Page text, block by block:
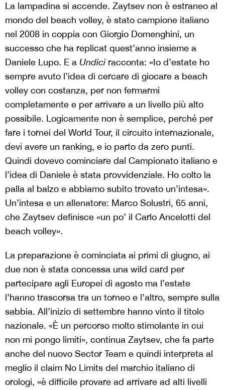
La lampadina si accende. Zaytsev non è estraneo al
mondo del beach volley, è stato campione italiano
nel 2008 in coppia con Giorgio Domenghini, un
successo che ha replicat quest’anno insieme a
Daniele Lupo. E a Undici racconta: «Io d’estate ho
sempre avuto l’idea di cercare di giocare a beach
volley con costanza, per non fermarmi
completamente e per arrivare a un livello più alto
possibile. Logicamente non è semplice, perché per
fare i tornei del World Tour, il circuito internazionale,
devi avere un ranking, e io parto da zero punti.
Quindi dovevo cominciare dal Campionato italiano e
l’idea di Daniele è stata provvidenziale. Ho colto la
palla al balzo e abbiamo subito trovato un’intesa».
Un’intesa e un allenatore: Marco Solustri, 65 anni,
che Zaytsev definisce «un po’ il Carlo Ancelotti del
beach volley».
La preparazione è cominciata ai primi di giugno, ai
due non è stata concessa una wild card per
partecipare agli Europei di agosto ma l’estate
l’hanno trascorsa tra un torneo e l’altro, sempre sulla
sabbia. All’inizio di settembre hanno vinto il titolo
nazionale. «È un percorso molto stimolante in cui
non mi pongo limiti», continua Zaytsev, che fa parte
anche del nuovo Sector Team e quindi interpreta al
meglio il claim No Limits del marchio italiano di
orologi, «è difficile provare ad arrivare ad alti livelli